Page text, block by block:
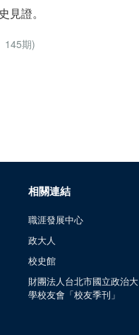
證。
145期)
相關連結
職涯發展中心
政大人
校史館
財團法人台北市國立政治大
學校友會「校友季刊」